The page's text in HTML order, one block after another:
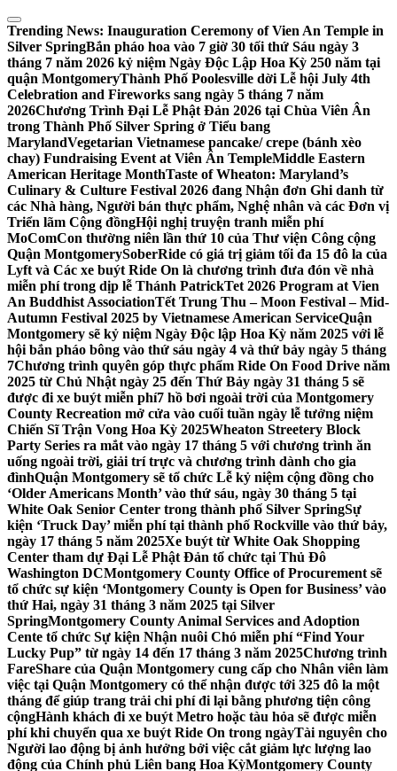
Skip
to
content
Trending News: Inauguration Ceremony of Vien An Temple in
Silver SpringBắn pháo hoa vào 7 giờ 30 tối thứ Sáu ngày 3
tháng 7 năm 2026 kỷ niệm Ngày Độc Lập Hoa Kỳ 250 năm tại
quận MontgomeryThành Phố Poolesville dời Lễ hội July 4th
Celebration and Fireworks sang ngày 5 tháng 7 năm
2026Chương Trình Đại Lễ Phật Đản 2026 tại Chùa Viên Ân
trong Thành Phố Silver Spring ở Tiểu bang
MarylandVegetarian Vietnamese pancake/ crepe (bánh xèo
chay) Fundraising Event at Viên Ân TempleMiddle Eastern
American Heritage MonthTaste of Wheaton: Maryland’s
Culinary & Culture Festival 2026 đang Nhận đơn Ghi danh từ
các Nhà hàng, Người bán thực phẩm, Nghệ nhân và các Đơn vị
Triển lãm Cộng đồngHội nghị truyện tranh miễn phí
MoComCon thường niên lần thứ 10 của Thư viện Công cộng
Quận MontgomerySoberRide có giá trị giảm tối đa 15 đô la của
Lyft và Các xe buýt Ride On là chương trình đưa đón về nhà
miễn phí trong dịp lễ Thánh PatrickTet 2026 Program at Vien
An Buddhist AssociationTết Trung Thu – Moon Festival – Mid-
Autumn Festival 2025 by Vietnamese American ServiceQuận
Montgomery sẽ kỷ niệm Ngày Độc lập Hoa Kỳ năm 2025 với lễ
hội bắn pháo bông vào thứ sáu ngày 4 và thứ bảy ngày 5 tháng
7Chương trình quyên góp thực phẩm Ride On Food Drive năm
2025 từ Chủ Nhật ngày 25 đến Thứ Bảy ngày 31 tháng 5 sẽ
được đi xe buýt miễn phí7 hồ bơi ngoài trời của Montgomery
County Recreation mở cửa vào cuối tuần ngày lễ tưởng niệm
Chiến Sĩ Trận Vong Hoa Kỳ 2025Wheaton Streetery Block
Party Series ra mắt vào ngày 17 tháng 5 với chương trình ăn
uống ngoài trời, giải trí trực và chương trình dành cho gia
đìnhQuận Montgomery sẽ tổ chức Lễ kỷ niệm cộng đồng cho
‘Older Americans Month’ vào thứ sáu, ngày 30 tháng 5 tại
White Oak Senior Center trong thành phố Silver SpringSự
kiện ‘Truck Day’ miễn phí tại thành phố Rockville vào thứ bảy,
ngày 17 tháng 5 năm 2025Xe buýt từ White Oak Shopping
Center tham dự Đại Lễ Phật Đản tổ chức tại Thủ Đô
Washington DCMontgomery County Office of Procurement sẽ
tổ chức sự kiện ‘Montgomery County is Open for Business’ vào
thứ Hai, ngày 31 tháng 3 năm 2025 tại Silver
SpringMontgomery County Animal Services and Adoption
Cente tổ chức Sự kiện Nhận nuôi Chó miễn phí “Find Your
Lucky Pup” từ ngày 14 đến 17 tháng 3 năm 2025Chương trình
FareShare của Quận Montgomery cung cấp cho Nhân viên làm
việc tại Quận Montgomery có thể nhận được tới 325 đô la một
tháng để giúp trang trải chi phí đi lại bằng phương tiện công
cộngHành khách đi xe buýt Metro hoặc tàu hỏa sẽ được miễn
phí khi chuyển qua xe buýt Ride On trong ngàyTài nguyên cho
Người lao động bị ảnh hưởng bởi việc cắt giảm lực lượng lao
động của Chính phủ Liên bang Hoa KỳMontgomery County